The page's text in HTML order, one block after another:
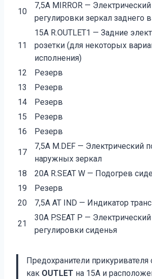
10
7,5А MIRROR —
регулировки зеркал заднего
11
15А R.OUTLET1 — Задние
розетки (для некоторых
исполнения)
12
Резерв
13
Резерв
14
Резерв
15
Резерв
16
Резерв
17
7,5А M.DEF — Электрический
наружных зеркал
18
20А R.SEAT W — Подогрев
19
Резерв
20
7,5А AT IND — Индикатор
21
30А P.SEAT Р —
регулировки сиденья
Предохранители прикуривателя
как OUTLET на 15А и